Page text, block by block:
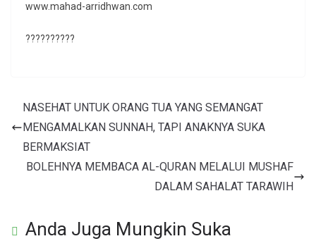
www.mahad-arridhwan.com
??????????
NASEHAT UNTUK ORANG TUA YANG SEMANGAT
MENGAMALKAN SUNNAH, TAPI ANAKNYA SUKA
BERMAKSIAT
BOLEHNYA MEMBACA AL-QURAN MELALUI MUSHAF
DALAM SAHALAT TARAWIH
Anda Juga Mungkin Suka